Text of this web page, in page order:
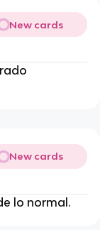
New cards
New cards
lo normal.